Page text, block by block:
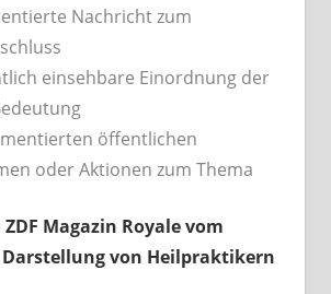
Nachricht zum
einsehbare Einordnung der
öffentlichen
oder Aktionen zum Thema
Magazin Royale vom
Darstellung von Heilpraktikern